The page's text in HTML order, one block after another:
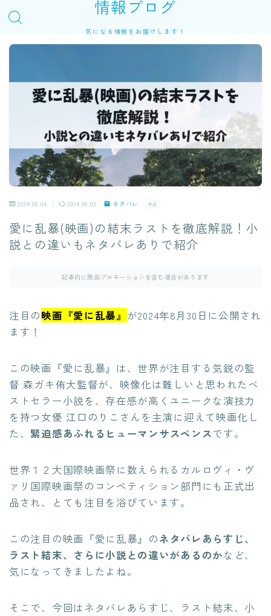
情報ブログ
気になる情報をお届けします！
2024.08.04 2024.08.05 ネタバレ PR
愛に乱暴(映画)の結末ラストを徹底解説！小
説との違いもネタバレありで紹介
記事内に商品プロモーションを含む場合があります
注目の映画『愛に乱暴』 が2024年8月30日に公開され
ます！
この映画『愛に乱暴』は、世界が注目する気鋭の監
督 森ガキ侑大監督が、映像化は難しいと思われたベ
ストセラー小説を、存在感が高くユニークな演技力
を持つ女優 江口のりこさんを主演に迎えて映画化し
た、 緊迫感あふれるヒューマンサスペンスです。
世界１２大国際映画祭に数えられるカルロヴィ・ヴ
ァリ国際映画祭のコンペティション部門にも正式出
品され、とても注目を浴びています。
この注目の映画『愛に乱暴』のネタバレあらすじ、
ラスト結末、さらに小説との違いがあるのかなど、
気になってきましたよね。
そこで、今回はネタバレあらすじ、ラスト結末、小